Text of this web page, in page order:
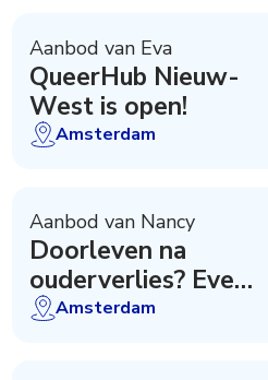
Aanbod van Eva
QueerHub Nieuw-
West is open!
Amsterdam
Aanbod van Nancy
Doorleven na
ouderverlies? Eve
foundation
Amsterdam